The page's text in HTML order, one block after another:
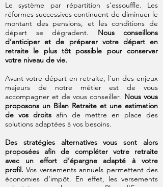
Le système par répartition s’essouffle. Les
réformes successives continuent de diminuer le
montant des pensions, et les conditions de
départ se dégradent. Nous conseillons
d’anticiper et de préparer votre départ en
retraite le plus tôt possible pour conserver
votre niveau de vie.
Avant votre départ en retraite, l’un des enjeux
majeurs de notre métier est de vous
accompagner et de vous conseiller. Nous vous
proposons un Bilan Retraite et une estimation
de vos droits afin de mettre en place des
solutions adaptées à vos besoins.
Des stratégies alternatives vous sont alors
proposées afin de compléter votre retraite
avec un effort d’épargne adapté à votre
profil. Vos versements annuels permettent des
économies d’impôt. En effet, les versements